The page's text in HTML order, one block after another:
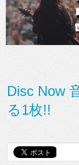
Disc Now
る1枚!!